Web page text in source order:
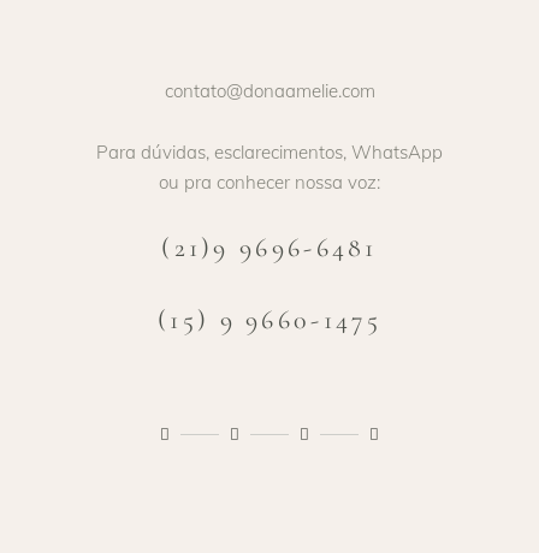
contato@donaamelie.com
Para dúvidas, esclarecimentos, WhatsApp
ou pra conhecer nossa voz:
(21)9 9696-6481
(15) 9 9660-1475